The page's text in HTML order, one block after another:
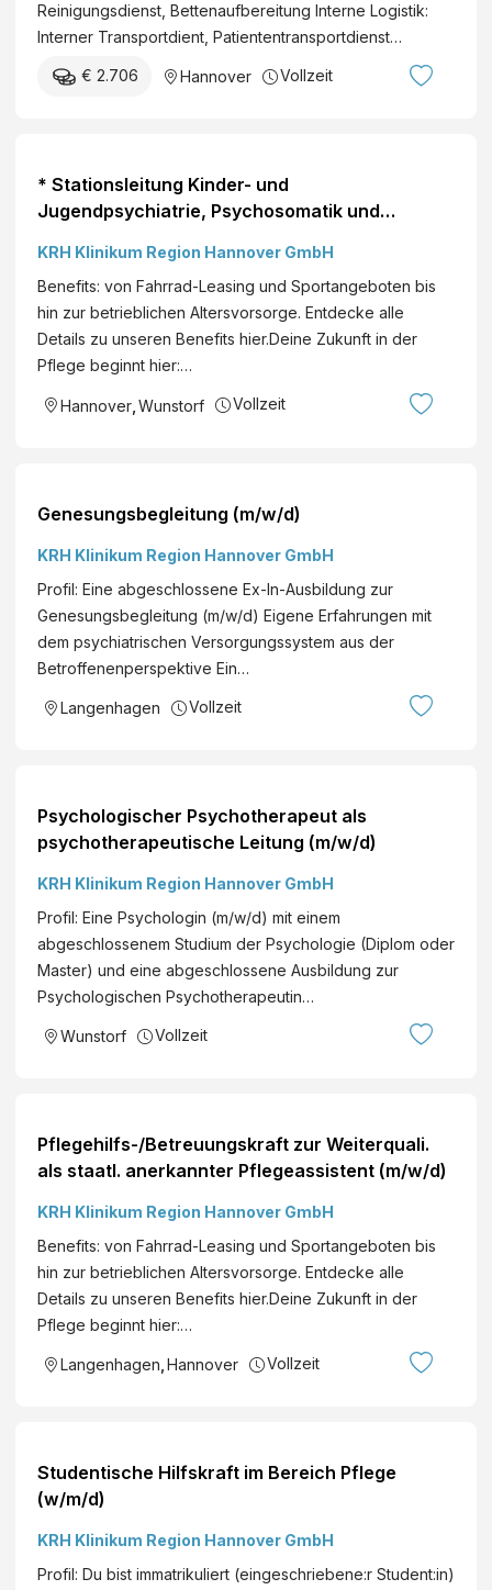
Reinigungsdienst, Bettenaufbereitung Interne Logistik:
Interner Transportdient, Patiententransportdienst…
€ 2.706 Hannover Vollzeit
* Stationsleitung Kinder- und
Jugendpsychiatrie, Psychosomatik und
KRH Klinikum Region Hannover GmbH
Benefits: von Fahrrad-Leasing und Sportangeboten bis
hin zur betrieblichen Altersvorsorge. Entdecke alle
Details zu unseren Benefits hier.Deine Zukunft in der
Pflege beginnt hier:…
Hannover Wunstorf Vollzeit
Genesungsbegleitung (m/w/d)
KRH Klinikum Region Hannover GmbH
Profil: Eine abgeschlossene Ex-In-Ausbildung zur
Genesungsbegleitung (m/w/d) Eigene Erfahrungen mit
dem psychiatrischen Versorgungssystem aus der
Betroffenenperspektive Ein…
Langenhagen Vollzeit
Psychologischer Psychotherapeut als
psychotherapeutische Leitung (m/w/d)
KRH Klinikum Region Hannover GmbH
Profil: Eine Psychologin (m/w/d) mit einem
abgeschlossenem Studium der Psychologie (Diplom oder
Master) und eine abgeschlossene Ausbildung zur
Psychologischen Psychotherapeutin…
Wunstorf Vollzeit
Pflegehilfs-/Betreuungskraft zur Weiterquali.
als staatl. anerkannter Pflegeassistent (m/w/d)
KRH Klinikum Region Hannover GmbH
Benefits: von Fahrrad-Leasing und Sportangeboten bis
hin zur betrieblichen Altersvorsorge. Entdecke alle
Details zu unseren Benefits hier.Deine Zukunft in der
Pflege beginnt hier:…
Langenhagen Hannover Vollzeit
Studentische Hilfskraft im Bereich Pflege
(w/m/d)
KRH Klinikum Region Hannover GmbH
Profil: Du bist immatrikuliert (eingeschriebene:r Student:in)